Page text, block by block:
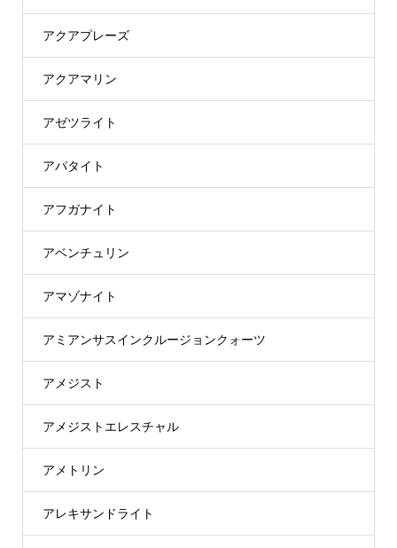
アクアプレーズ
アクアマリン
アゼツライト
アパタイト
アフガナイト
アベンチュリン
アマゾナイト
アミアンサスインクルージョンクォーツ
アメジスト
アメジストエレスチャル
アメトリン
アレキサンドライト